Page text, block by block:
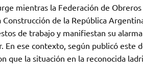
mientras la Federación de
de la República
de trabajo y manifiestan su
En ese contexto, según publicó
que la situación en la reconocida